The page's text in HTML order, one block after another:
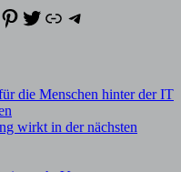
Pinterest
Twitter
XINGTelegram
die Menschen hinter der IT
wirkt in der nächsten